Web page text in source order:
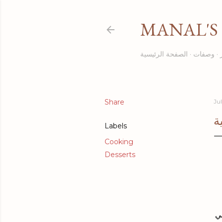
MANAL'S
الصفحة الرئيسية وصفات
Share
Labels
Cooking
Desserts